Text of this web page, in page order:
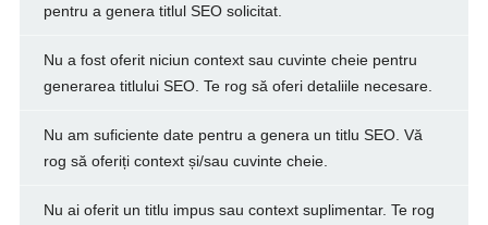
pentru a genera titlul SEO solicitat.
Nu a fost oferit niciun context sau cuvinte cheie pentru
generarea titlului SEO. Te rog să oferi detaliile necesare.
Nu am suficiente date pentru a genera un titlu SEO. Vă
rog să oferiți context și/sau cuvinte cheie.
Nu ai oferit un titlu impus sau context suplimentar. Te rog